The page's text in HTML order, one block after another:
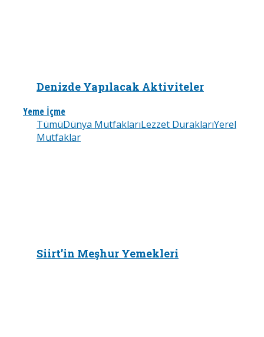
Denizde Yapılacak Aktiviteler
Yeme İçme
TümüDünya MutfaklarıLezzet DuraklarıYerel
Mutfaklar
Siirt’in Meşhur Yemekleri